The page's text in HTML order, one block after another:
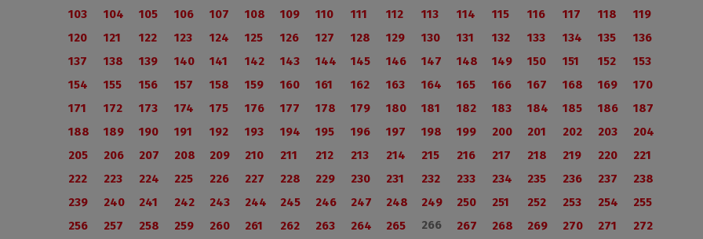
103
104 105 106 107 108 109 110 111 112 113 114 115 116 117 118
119
120
121 122 123 124 125 126 127 128 129 130 131 132 133 134 135
136
137
138 139 140 141 142 143 144 145 146 147 148 149 150 151 152
153
154
155 156 157 158 159 160 161 162 163 164 165 166 167 168 169
170
171
172 173 174 175 176 177 178 179 180 181 182 183 184 185 186
187
188
189 190 191 192 193 194 195 196 197 198 199 200 201 202 203
204
205
206 207 208 209 210 211 212 213 214 215 216 217 218 219 220
221
222
223 224 225 226 227 228 229 230 231 232 233 234 235 236 237
238
239
240 241 242 243 244 245 246 247 248 249 250 251 252 253 254
255
256
257 258 259 260 261 262 263 264 265 266 267 268 269 270 271 272